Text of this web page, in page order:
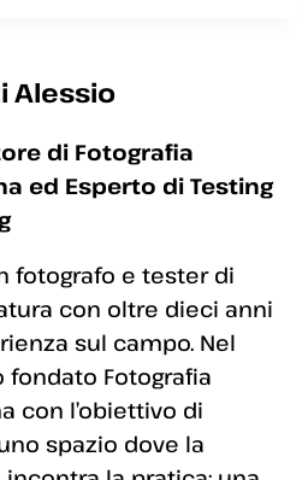
Alessio
di Fotografia
ed Esperto di Testing
fotografo e tester di
con oltre dieci anni
sul campo. Nel
fondato Fotografia
con l’obiettivo di
spazio dove la